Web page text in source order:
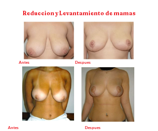
Reduccion y Levantamiento de mamas
Antes Despues
Antes Despues